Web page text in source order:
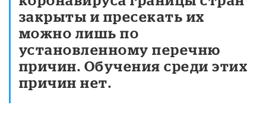
закрыты и пресекать их
можно лишь по
установленному перечню
причин. Обучения среди этих
причин нет.